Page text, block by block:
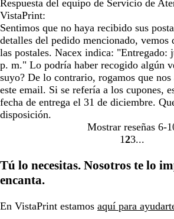
Respuesta del equipo de Servicio de
VistaPrint:
Sentimos que no haya recibido sus
detalles del pedido mencionado, vemos
las postales. Nacex indica: "Entregado:
p. m." Lo podría haber recogido algún
suyo? De lo contrario, rogamos que nos
este email. Si se refería a los cupones,
fecha de entrega el 31 de diciembre.
disposición.
Mostrar reseñas 6-
Ir
la
1 Ir
la
2Ir
la
3
Tú lo necesitas. Nosotros te lo
encanta.
En VistaPrint estamos aquí para